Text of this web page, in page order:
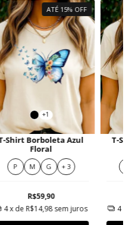
ATÉ 15% OFF
+1
Shirt Borboleta Azul
Floral
P M G + 3
R$59,90
4x de R$14,98sem juros
T-
4